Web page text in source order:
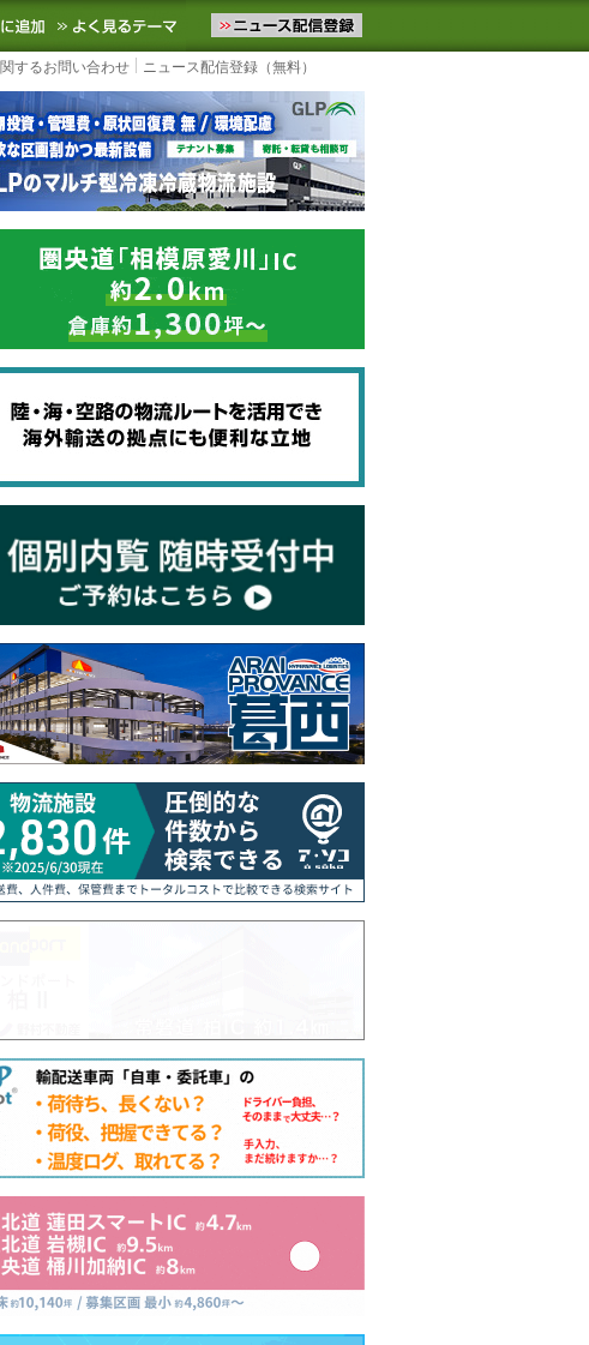
流ニュースをお届けします。物流ニュースメール配信を登録す
お気に入りに追加 よく見るテーマ
するお問い合わせ ニュース配信登録（無料）